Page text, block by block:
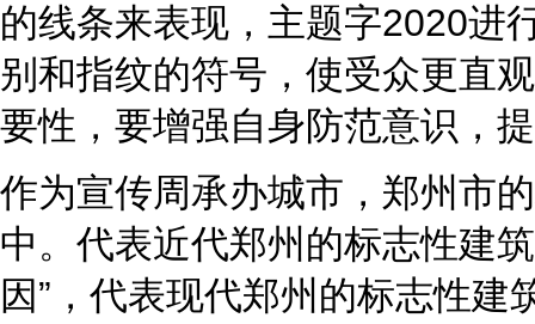
的线条来表现，主题字2020进
别和指纹的符号，使受众更直
要性，要增强自身防范意识，
作为宣传周承办城市，郑州市
中。代表近代郑州的标志性建
因”，代表现代郑州的标志性建